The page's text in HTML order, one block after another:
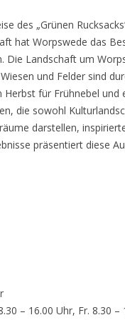
des „Grünen
hat Worpswede das
Die Landschaft um
und Felder sind
für Frühnebel und
die sowohl
darstellen,
präsentiert diese
– 16.00 Uhr, Fr. 8.30 –